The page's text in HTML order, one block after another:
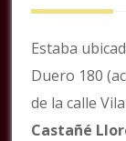
Estaba
Duero 180
de la calle
Castañé